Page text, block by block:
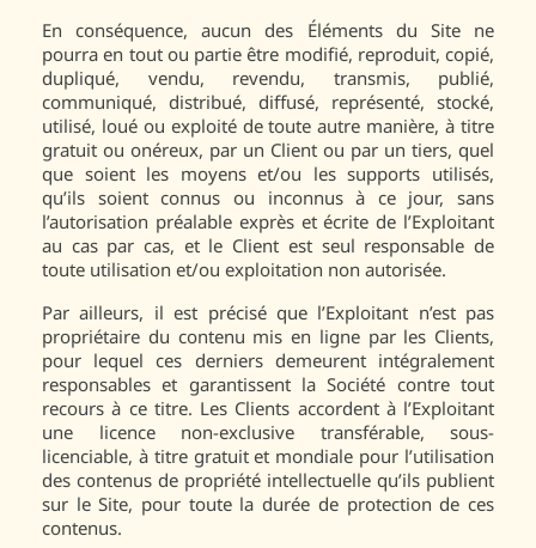
En conséquence, aucun des Éléments du Site ne
pourra en tout ou partie être modifié, reproduit, copié,
dupliqué, vendu, revendu, transmis, publié,
communiqué, distribué, diffusé, représenté, stocké,
utilisé, loué ou exploité de toute autre manière, à titre
gratuit ou onéreux, par un Client ou par un tiers, quel
que soient les moyens et/ou les supports utilisés,
qu’ils soient connus ou inconnus à ce jour, sans
l’autorisation préalable exprès et écrite de l’Exploitant
au cas par cas, et le Client est seul responsable de
toute utilisation et/ou exploitation non autorisée.
Par ailleurs, il est précisé que l’Exploitant n’est pas
propriétaire du contenu mis en ligne par les Clients,
pour lequel ces derniers demeurent intégralement
responsables et garantissent la Société contre tout
recours à ce titre. Les Clients accordent à l’Exploitant
une licence non-exclusive transférable, sous-
licenciable, à titre gratuit et mondiale pour l’utilisation
des contenus de propriété intellectuelle qu’ils publient
sur le Site, pour toute la durée de protection de ces
contenus.